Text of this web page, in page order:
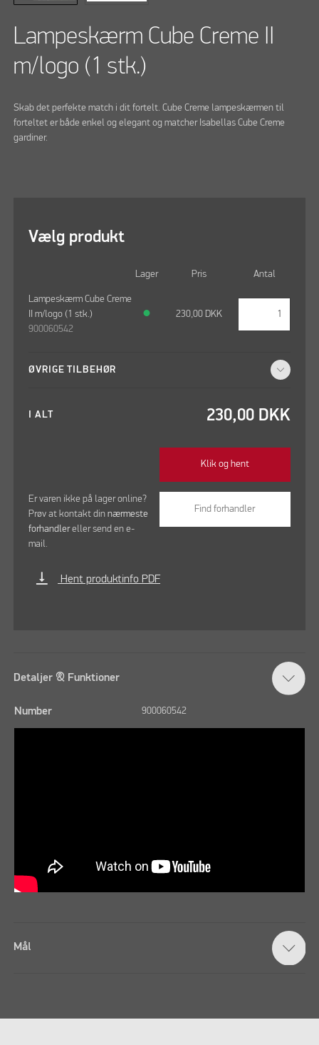
Lampeskærm Cube Creme II
m/logo (1 stk.)
Skab det perfekte match i dit fortelt. Cube Creme lampeskærmen til
forteltet er både enkel og elegant og matcher Isabellas Cube Creme
gardiner.
Vælg produkt
Lager Pris Antal
Lampeskærm Cube Creme
II m/logo (1 stk.)
900060542
● 230,00 DKK
ØVRIGE TILBEHØR
I ALT 230,00 DKK
Klik og hent
Er varen ikke på lager online?
Prøv at kontakt dinnærmeste
forhandlereller send en e-
mail.
Find forhandler
vertical_align_bottom Hent produktinfo PDF
Detaljer & Funktioner
Number 900060542
Mål